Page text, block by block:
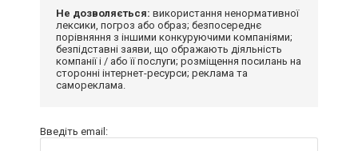
Не дозволяється: використання ненормативної
лексики, погроз або образ; безпосереднє
порівняння з іншими конкуруючими компаніями;
безпідставні заяви, що ображають діяльність
компанії і / або її послуги; розміщення посилань на
сторонні інтернет-ресурси; реклама та
самореклама.
Введіть email: